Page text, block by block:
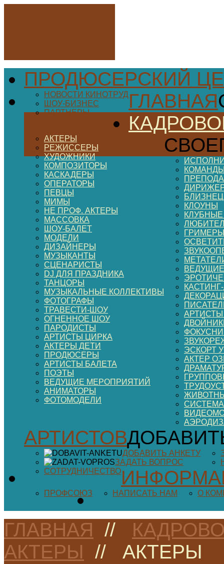
ПРОДЮСЕРСКИЙ
ГЛАВНАЯ
НОВОСТИ КИНОТРУД
ШОУ-БИЗНЕС
ПАРТНЕРЫ
АКТЕРЫ
РЕЖИССЕРЫ
ХУДОЖНИКИ
КОМПОЗИТОРЫ
КАСКАДЕРЫ
ОПЕРАТОРЫ
ПЕВЦЫ
МИМЫ
НЕ ПРОФ. АКТЕРЫ
МАССОВКА
ШОУ-БАЛЕТ
МОДЕЛИ
ДИЗАЙНЕРЫ
МУЗЫКАНТЫ
СЦЕНАРИСТЫ
DJ ДЛЯ ПРАЗДНИКА
ТАНЦОРЫ
МУЗЫКАЛЬНЫЕ КОЛЛЕКТИВЫ
ФОТОГРАФЫ
ТРАВЕСТИ-ШОУ
ОГНЕННОЕ ШОУ
ПАРОДИСТЫ
АРТИСТЫ ЦИРКА
АКТЕРЫ ДЕТИ
ПРОДЮСЕРЫ
АРТИСТЫ БАЛЕТА
ПОЭТЫ
ВЕДУЩИЕ МЕРОПРИЯТИЙ
АНИМАТОРЫ
ФОТОМОДЕЛИ
КЛОУНЫ
КЛУБНЫЕ
ГРИМЕРЫ
ЭСКОРТ
АКТЕР
АРТИСТОВ
ДОБАВИТЬ АНКЕТУ
ЗАДАТЬ ВОПРОС
СОТРУДНИЧЕСТВО
ПРОФСОЮЗ НАПИСАТЬ НАМ О
ГЛАВНАЯ //
АКТЕРЫ //
АКТЕРЫ